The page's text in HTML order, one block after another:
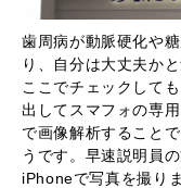
歯周病が動脈硬化や
り、自分は大丈夫か
ここでチェックして
出してスマフォの専
で画像解析すること
うです。早速説明員
iPhoneで写真を撮り